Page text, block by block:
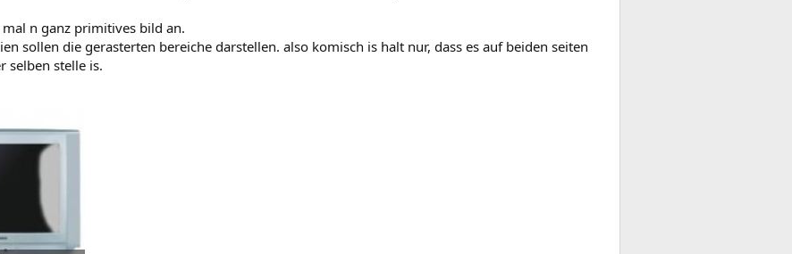
n ganz primitives bild an.
sollen die gerasterten bereiche darstellen. also komisch is halt nur, dass es auf beiden seiten
selben stelle is.